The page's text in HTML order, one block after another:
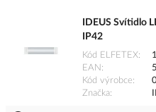
IDEUS Svítidlo
IP42
Kód ELFETEX
EAN
Kód výrobce
Značka